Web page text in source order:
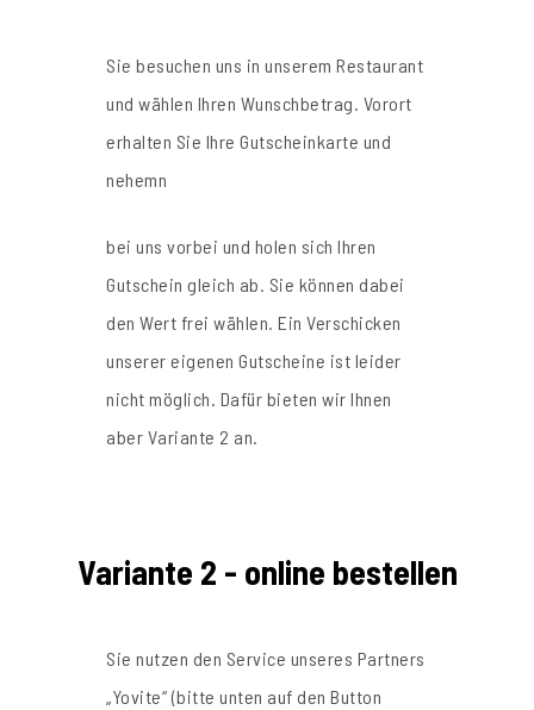
Sie besuchen uns in unserem Restaurant
und wählen Ihren Wunschbetrag. Vorort
erhalten Sie Ihre Gutscheinkarte und
nehemn
bei uns vorbei und holen sich Ihren
Gutschein gleich ab. Sie können dabei
den Wert frei wählen. Ein Verschicken
unserer eigenen Gutscheine ist leider
nicht möglich. Dafür bieten wir Ihnen
aber Variante 2 an.
Variante 2 - online bestellen
Sie nutzen den Service unseres Partners
„Yovite“ (bitte unten auf den Button